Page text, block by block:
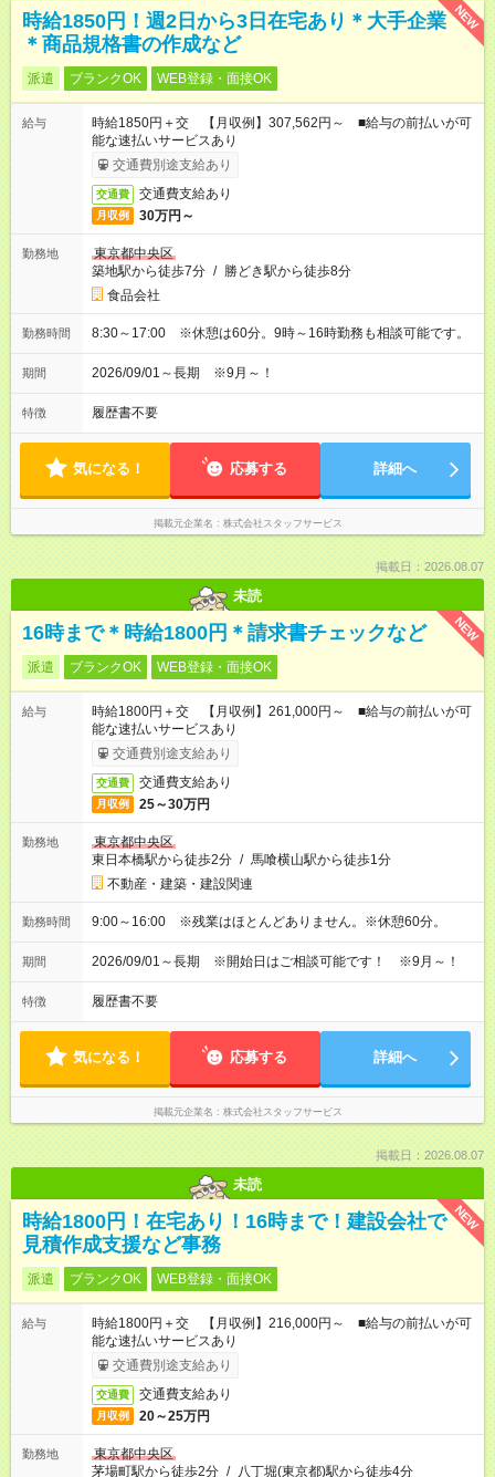
NEW
時給1850円！週2日から3日在宅あり＊大手企業
＊商品規格書の作成など
派遣 ブランクOK WEB登録・面接OK
給与
時給1850円＋交 【月収例】307,562円～ ■給与の前払いが可
能な速払いサービスあり
交通費別途支給あり
交通費 交通費支給あり
月収例 30万円～
勤務地
東京都中央区
築地駅から徒歩7分 / 勝どき駅から徒歩8分
食品会社
勤務時間 8:30～17:00 ※休憩は60分。9時～16時勤務も相談可能です。
期間 2026/09/01～長期 ※9月～！
特徴 履歴書不要
気になる！ 応募する 詳細へ
掲載元企業名 株式会社スタッフサービス
掲載日：2026.08.07
未読
NEW
16時まで＊時給1800円＊請求書チェックなど
派遣 ブランクOK WEB登録・面接OK
給与
時給1800円＋交 【月収例】261,000円～ ■給与の前払いが可
能な速払いサービスあり
交通費別途支給あり
交通費 交通費支給あり
月収例 25～30万円
勤務地
東京都中央区
東日本橋駅から徒歩2分 / 馬喰横山駅から徒歩1分
不動産・建築・建設関連
勤務時間 9:00～16:00 ※残業はほとんどありません。※休憩60分。
期間 2026/09/01～長期 ※開始日はご相談可能です！ ※9月～！
特徴 履歴書不要
気になる！ 応募する 詳細へ
掲載元企業名 株式会社スタッフサービス
掲載日：2026.08.07
未読
NEW
時給1800円！在宅あり！16時まで！建設会社で
見積作成支援など事務
派遣 ブランクOK WEB登録・面接OK
給与
時給1800円＋交 【月収例】216,000円～ ■給与の前払いが可
能な速払いサービスあり
交通費別途支給あり
交通費 交通費支給あり
月収例 20～25万円
勤務地
東京都中央区
茅場町駅から徒歩2分 / 八丁堀(東京都)駅から徒歩4分